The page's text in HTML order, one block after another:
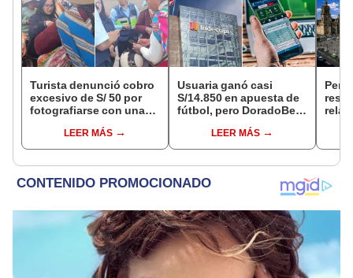
Turista denunció cobro
excesivo de S/ 50 por
fotografiarse con una
Serenazgo recuperó el
dinero
LEER MÁS
Usuaria ganó casi
S/14.850 en apuesta de
fútbol, pero DoradoBet
Indecopi multó a la
empresa con más de S/
LEER MÁS
Perú